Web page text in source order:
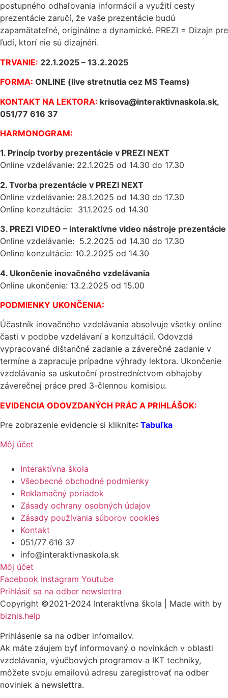
postupného odhaľovania informácií a využití cesty
prezentácie zaručí, že vaše prezentácie budú
zapamätateľné, originálne a dynamické. PREZI = Dizajn pre
ľudí, ktorí nie sú dizajnéri.
TRVANIE: 22.1.2025 – 13.2.2025
FORMA: ONLINE (live stretnutia cez MS Teams)
KONTAKT NA LEKTORA: krisova@interaktivnaskola.sk,
051/77 616 37
HARMONOGRAM:
1. Princíp tvorby prezentácie v PREZI NEXT
Online vzdelávanie: 22.1.2025 od 14.30 do 17.30
2. Tvorba prezentácie v PREZI NEXT
Online vzdelávanie: 28.1.2025 od 14.30 do 17.30
Online konzultácie: 31.1.2025 od 14.30
3. PREZI VIDEO – interaktívne video nástroje prezentácie
Online vzdelávanie: 5.2.2025 od 14.30 do 17.30
Online konzultácie: 10.2.2025 od 14.30
4. Ukončenie inovačného vzdelávania
Online ukončenie: 13.2.2025 od 15.00
PODMIENKY UKONČENIA:
Účastník inovačného vzdelávania absolvuje všetky online
časti v podobe vzdelávaní a konzultácií. Odovzdá
vypracované dištančné zadanie a záverečné zadanie v
termíne a zapracuje prípadne výhrady lektora. Ukončenie
vzdelávania sa uskutoční prostredníctvom obhajoby
záverečnej práce pred 3-člennou komisiou.
EVIDENCIA ODOVZDANÝCH PRÁC A PRIHLÁŠOK:
Pre zobrazenie evidencie si kliknite: Tabuľka
Môj účet
Interaktívna škola
Všeobecné obchodné podmienky
Reklamačný poriadok
Zásady ochrany osobných údajov
Zásady používania súborov cookies
Kontakt
051/77 616 37
info@interaktivnaskola.sk
Môj účet
Facebook Instagram Youtube
Prihlásiť sa na odber newslettra
Copyright ©2021-2024 Interaktívna škola | Made with by
biznis.help
Prihlásenie sa na odber infomailov.
Ak máte záujem byť informovaný o novinkách v oblasti
vzdelávania, výučbových programov a IKT techniky,
môžete svoju emailovú adresu zaregistrovať na odber
noviniek a newslettra.